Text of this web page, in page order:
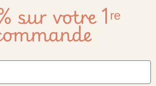
sur votre 1ʳᵉ